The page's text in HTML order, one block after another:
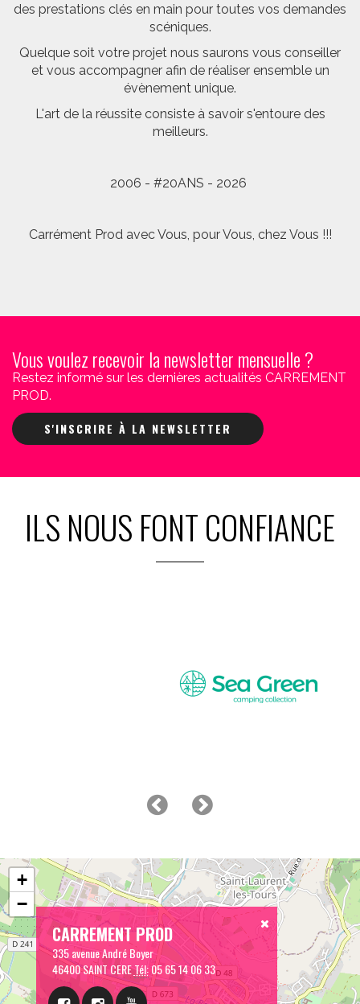
des prestations clés en main pour toutes vos demandes
scéniques.
Quelque soit votre projet nous saurons vous conseiller
et vous accompagner afin de réaliser ensemble un
évènement unique.
L'art de la réussite consiste à savoir s'entoure des
meilleurs.
2006 - #20ANS - 2026
Carrément Prod avec Vous, pour Vous, chez Vous !!!
Vous voulez recevoir la newsletter mensuelle ?
Restez informé sur les dernières actualités CARREMENT
PROD.
S'INSCRIRE À LA NEWSLETTER
ILS NOUS FONT CONFIANCE
CARREMENT PROD
335 avenue André Boyer
46400 SAINT CERETél:05 65 14 06 33
+
−